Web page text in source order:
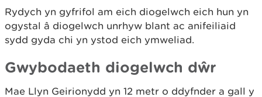
Rydych yn gyfrifol am eich diogelwch eich hun yn
ogystal â diogelwch unrhyw blant ac anifeiliaid
sydd gyda chi yn ystod eich ymweliad.
Gwybodaeth diogelwch dŵr
Mae Llyn Geirionydd yn 12 metr o ddyfnder a gall y